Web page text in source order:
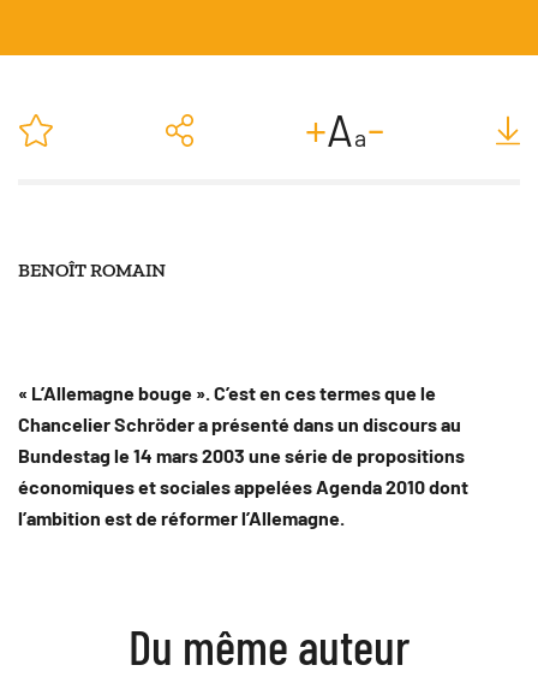
+Aa-
BENOÎT ROMAIN
« L’Allemagne bouge ». C’est en ces termes que le
Chancelier Schröder a présenté dans un discours au
Bundestag le 14 mars 2003 une série de propositions
économiques et sociales appelées Agenda 2010 dont
l’ambition est de réformer l’Allemagne.
Du même auteur